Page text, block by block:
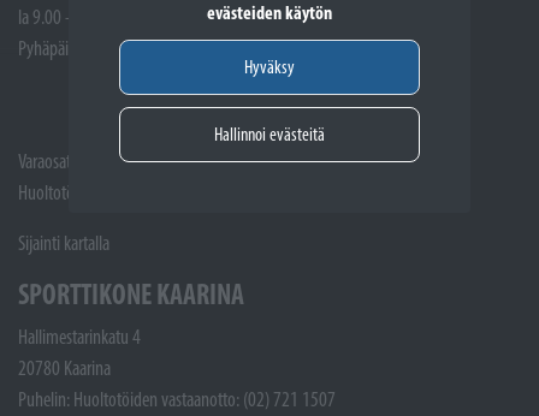
evästeiden käytön
Hyväksy
Hallinnoi evästeitä
la 9.00 - 14.00
Pyhäpäivät suljettuna
Varaosat: (02) 721 1407
Huoltotöiden vastaanotto: 02 7211405
Sijainti kartalla
SPORTTIKONE KAARINA
Hallimestarinkatu 4
20780 Kaarina
Puhelin: Huoltotöiden vastaanotto: (02) 721 1507